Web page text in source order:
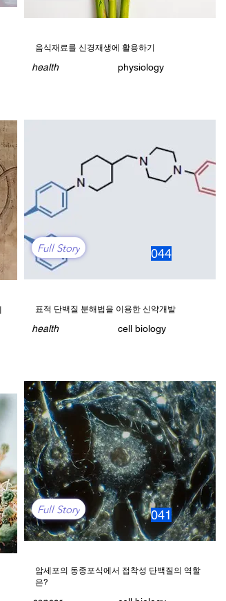
음식재료를 신경재생에 활용하기
health physiology
044
Full Story
표적 단백질 분해법을 이용한 신약개발
health cell biology
041
Full Story
암세포의 동종포식에서 접착성 단백질의 역할
은?